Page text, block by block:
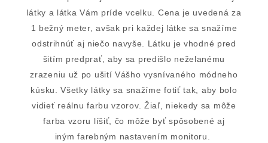
látky a látka Vám príde vcelku. Cena je uvedená za
1 bežný meter, avšak pri každej látke sa snažíme
odstrihnúť aj niečo navyše. Látku je vhodné pred
šitím predprať, aby sa predišlo neželanému
zrazeniu už po ušití Vášho vysnívaného módneho
kúsku. Všetky látky sa snažíme fotiť tak, aby bolo
vidieť reálnu farbu vzorov. Žiaľ, niekedy sa môže
farba vzoru líšiť, čo môže byť spôsobené aj
iným farebným nastavením monitoru.